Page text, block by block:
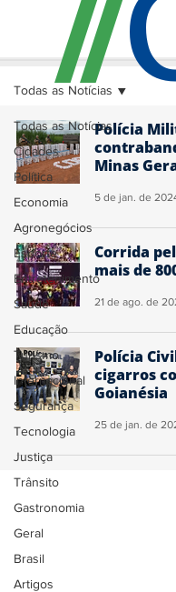
Todas as Notícias
Cidades
Política
Economia
Agronegócios
Esporte
Entretenimento
Saúde
Educação
Turismo
Internacional
Segurança
Tecnologia
Justiça
Trânsito
Gastronomia
Geral
Brasil
Artigos
Todas as Notícias
Polícia
Minas
5 de jan. de
Corrida
mais de
21 de ago. de
Polícia
cigarros
Goianésia
25 de jan. de